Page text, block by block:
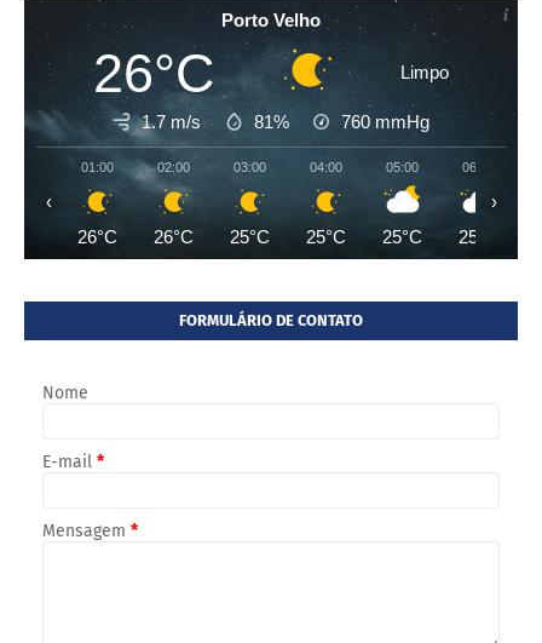
Porto Velho
26°C Limpo
1.7 m/s 81% 760 mmHg
01:00
26°C
02:00
26°C
03:00
25°C
04:00
25°C
05:00
25°C
06:00
25°C
‹ ›
FORMULÁRIO DE CONTATO
Nome
E-mail *
Mensagem *